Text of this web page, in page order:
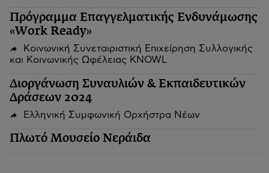
Πρόγραμμα Επαγγελματικής Ενδυνάμωσης
«Work Ready»
Κοινωνική Συνεταιριστική Επιχείρηση Συλλογικής
και Κοινωνικής Ωφέλειας KNOWL
Διοργάνωση Συναυλιών & Εκπαιδευτικών
Δράσεων 2024
Ελληνική Συμφωνική Ορχήστρα Νέων
Πλωτό Μουσείο Νεράιδα